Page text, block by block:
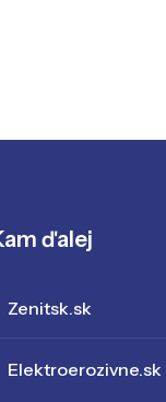
ďalej
Zenitsk.sk
Elektroerozivne.sk